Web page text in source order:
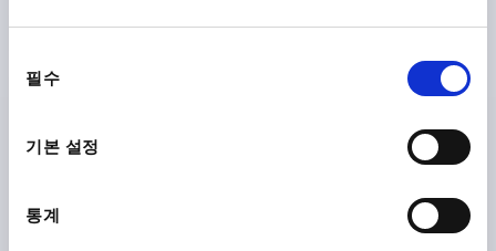
필수
기본 설정
통계
제품 상세 정보
CAD
다운로드